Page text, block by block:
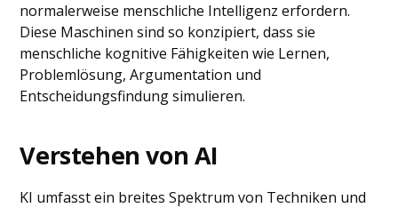
normalerweise menschliche Intelligenz erfordern.
Diese Maschinen sind so konzipiert, dass sie
menschliche kognitive Fähigkeiten wie Lernen,
Problemlösung, Argumentation und
Entscheidungsfindung simulieren.
Verstehen von AI
KI umfasst ein breites Spektrum von Techniken und